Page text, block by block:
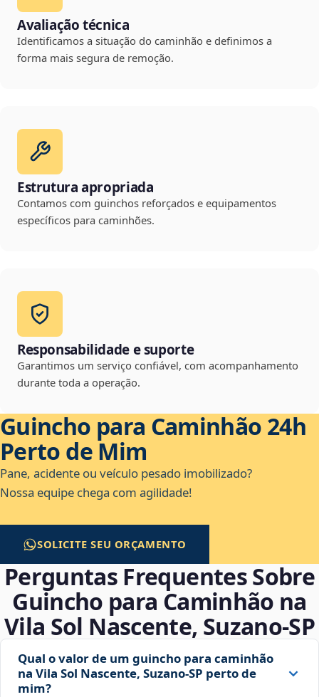
Avaliação técnica
Identificamos a situação do caminhão e definimos a
forma mais segura de remoção.
Estrutura apropriada
Contamos com guinchos reforçados e equipamentos
específicos para caminhões.
Responsabilidade e suporte
Garantimos um serviço confiável, com acompanhamento
durante toda a operação.
Guincho para Caminhão 24h
Perto de Mim
Pane, acidente ou veículo pesado imobilizado?
Nossa equipe chega com agilidade!
SOLICITE SEU ORÇAMENTO
Perguntas Frequentes Sobre
Guincho para Caminhão na
Vila Sol Nascente, Suzano‑SP
Qual o valor de um guincho para caminhão
na Vila Sol Nascente, Suzano‑SP perto de
mim?